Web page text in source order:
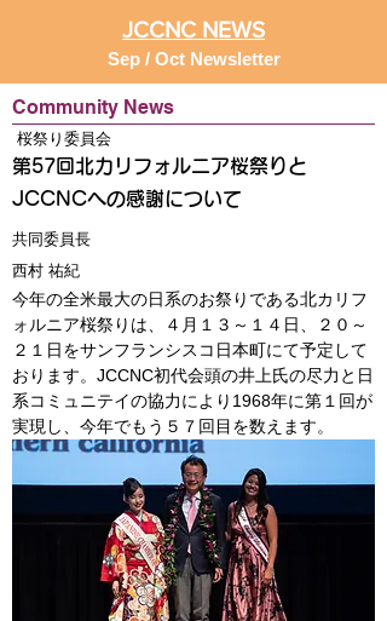
JCCNC NEWS
Sep / Oct Newsletter
Community News
桜祭り委員会
第57回北カリフォルニア桜祭りと
JCCNCへの感謝について
共同委員長
西村 祐紀
今年の全米最大の日系のお祭りである北カリフ
ォルニア桜祭りは、４月１３～１４日、２０～
２１日をサンフランシスコ日本町にて予定して
おります。JCCNC初代会頭の井上氏の尽力と日
系コミュニテイの協力により1968年に第１回が
実現し、今年でもう５７回目を数えます。